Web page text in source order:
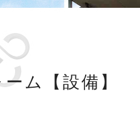
ム【設備】